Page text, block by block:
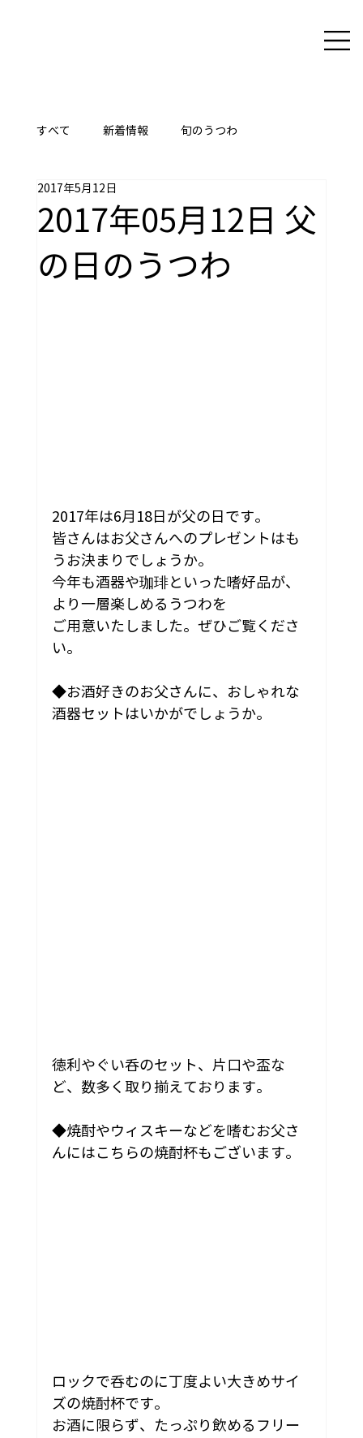
すべて 新着情報 旬のうつわ
ここに技あり
2017年05月12日 父
の日のうつわ
2017年5月12日
2017年は6月18日が父の日です。
皆さんはお父さんへのプレゼントはも
うお決まりでしょうか。
今年も酒器や珈琲といった嗜好品が、
より一層楽しめるうつわを
ご用意いたしました。ぜひご覧くださ
い。
◆お酒好きのお父さんに、おしゃれな
酒器セットはいかがでしょうか。
徳利やぐい呑のセット、片口や盃な
ど、数多く取り揃えております。
◆焼酎やウィスキーなどを嗜むお父さ
んにはこちらの焼酎杯もございます。
ロックで呑むのに丁度よい大きめサイ
ズの焼酎杯です。
お酒に限らず、たっぷり飲めるフリー